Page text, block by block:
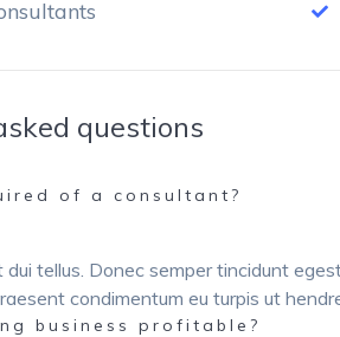
questions
of a consultant?
tellus. Donec semper tincidunt
condimentum eu turpis ut
business profitable?